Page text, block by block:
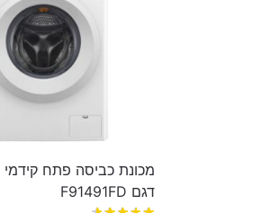
דגם F91491FD